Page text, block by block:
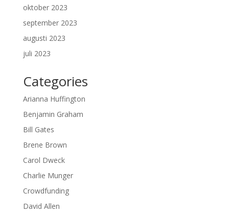
oktober 2023
september 2023
augusti 2023
juli 2023
Categories
Arianna Huffington
Benjamin Graham
Bill Gates
Brene Brown
Carol Dweck
Charlie Munger
Crowdfunding
David Allen